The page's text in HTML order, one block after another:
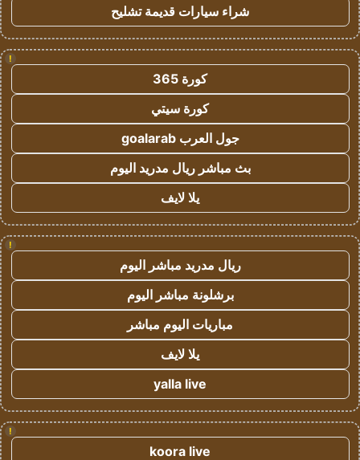
شراء سيارات قديمة تشليح
!
كورة 365
كورة سيتي
جول العرب goalarab
بث مباشر ريال مدريد اليوم
يلا لايف
!
ريال مدريد مباشر اليوم
برشلونة مباشر اليوم
مباريات اليوم مباشر
يلا لايف
yalla live
!
koora live